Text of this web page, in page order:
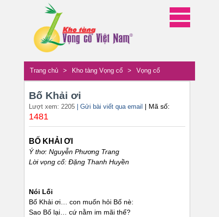
Trang chủ > Kho tàng Vọng cổ > Vọng cổ
Bố Khải ơi
Lượt xem: 2205 | Gửi bài viết qua email | Mã số:
1481
BỐ KHẢI ƠI
Ý thơ: Nguyễn Phương Trang
Lời vọng cổ: Đặng Thanh Huyền
Nói Lối
Bố Khải ơi… con muốn hỏi Bố nè:
Sao Bố lại… cứ nằm im mãi thế?